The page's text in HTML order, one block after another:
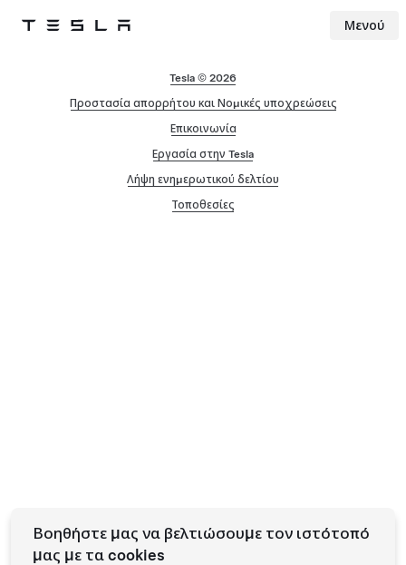
Tesla Μενού
Tesla © 2026
Προστασία απορρήτου και Νομικές υποχρεώσεις
Επικοινωνία
Εργασία στην Tesla
Λήψη ενημερωτικού δελτίου
Τοποθεσίες
Βοηθήστε μας να βελτιώσουμε τον ιστότοπό
μας με τα cookies